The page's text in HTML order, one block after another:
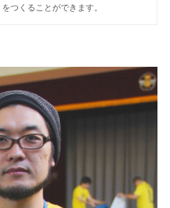
つくることができます。